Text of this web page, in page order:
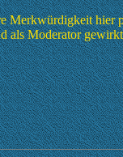
Merkwürdigkeit hier
als Moderator